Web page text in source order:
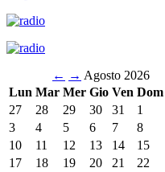
← → Agosto 2026
Lun Mar Mer Gio Ven Dom
27
28 29 30 31 1
3
4 5 6 7 8
10
11 12 13 14 15
17
18 19 20 21 22